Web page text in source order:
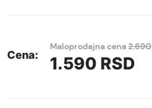
Cena:
Maloprodajna cena2.690
1.590 RSD